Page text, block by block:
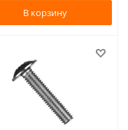
В корзину